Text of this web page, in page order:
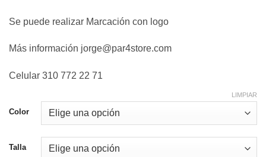
Se puede realizar Marcación con logo
Más información jorge@par4store.com
Celular 310 772 22 71
Color
Talla
LIMPIAR